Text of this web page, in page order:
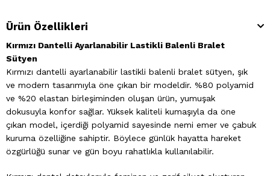
Ürün Özellikleri
Kırmızı Dantelli Ayarlanabilir Lastikli Balenli Bralet
Sütyen
Kırmızı dantelli ayarlanabilir lastikli balenli bralet sütyen, şık
ve modern tasarımıyla öne çıkan bir modeldir. %80 polyamid
ve %20 elastan birleşiminden oluşan ürün, yumuşak
dokusuyla konfor sağlar. Yüksek kaliteli kumaşıyla da öne
çıkan model, içerdiği polyamid sayesinde nemi emer ve çabuk
kuruma özelliğine sahiptir. Böylece günlük hayatta hareket
özgürlüğü sunar ve gün boyu rahatlıkla kullanılabilir.